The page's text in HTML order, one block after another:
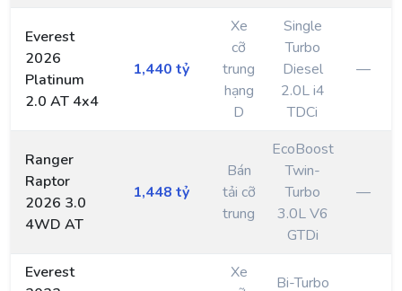
Everest
2026
Platinum
2.0 AT 4x4
1,440 tỷ
Xe
cỡ
trung
hạng
D
Single
Turbo
Diesel
2.0L i4
TDCi
—
Ranger
Raptor
2026 3.0
4WD AT
1,448 tỷ
Bán
tải cỡ
trung
EcoBoost
Twin-
Turbo
3.0L V6
GTDi
—
Everest
Xe
Bi-Turbo